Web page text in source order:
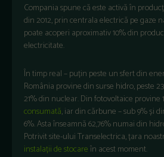
Compania spune că este activă în
din 2012, prin centrala electrică pe gaze
poate acoperi aproximativ 10% din
electricitate.
În timp real – puțin peste un sfert din
România provine din surse hidro, peste
21% din nuclear. Din fotovoltaice provine
consumată, iar din cărbune – sub 9% și
6%. Asta înseamnă 62,76% numai din
Potrivit site-ului Transelectrica, țara
instalații de stocareîn acest moment.